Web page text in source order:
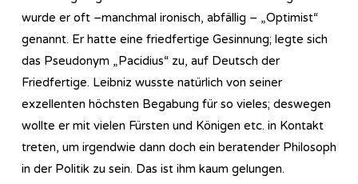
wurde er oft –manchmal ironisch, abfällig – „Optimist“
genannt. Er hatte eine friedfertige Gesinnung; legte sich
das Pseudonym „Pacidius“ zu, auf Deutsch der
Friedfertige. Leibniz wusste natürlich von seiner
exzellenten höchsten Begabung für so vieles; deswegen
wollte er mit vielen Fürsten und Königen etc. in Kontakt
treten, um irgendwie dann doch ein beratender Philosoph
in der Politik zu sein. Das ist ihm kaum gelungen.